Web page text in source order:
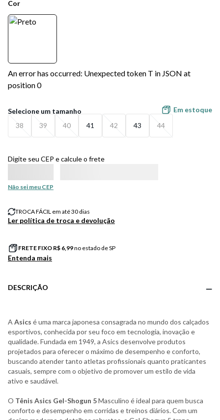
Cor
An error has occurred: Unexpected token T in JSON at
position 0
38 39 40 41 42 43 44
Em estoque
Digite seu CEP e calcule o frete
Não sei meu CEP
TROCA FÁCIL em até 30 dias
Ler política de troca e devolução
FRETE FIXO R$ 6,99no estado de SP
Entenda mais
DESCRIÇÃO
A Asics é uma marca japonesa consagrada no mundo dos calçados
esportivos, conhecida por seu foco em tecnologia, inovação e
qualidade. Fundada em 1949, a Asics desenvolve produtos
projetados para oferecer o máximo de desempenho e conforto,
buscando atender tanto atletas profissionais quanto praticantes
casuais, sempre com o objetivo de promover um estilo de vida
ativo e saudável.
O Tênis Asics Gel-Shogun 5Masculino é ideal para quem busca
conforto e desempenho em corridas e treinos diários. Com um